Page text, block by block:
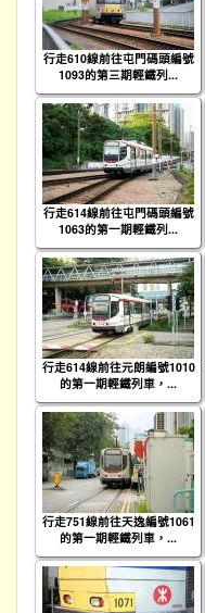
行走610線前往屯門碼頭編號
1093的第三期輕鐵列...
行走614線前往屯門碼頭編號
1063的第一期輕鐵列...
行走614線前往元朗編號1010
的第一期輕鐵列車，...
行走751線前往天逸編號1061
的第一期輕鐵列車，...